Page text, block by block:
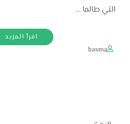
التي طالما …
اقرأ المزيد
basma